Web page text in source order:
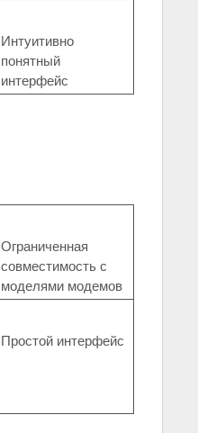
Интуитивно
понятный
интерфейс
Ограниченная
совместимость с
моделями модемов
Простой интерфейс